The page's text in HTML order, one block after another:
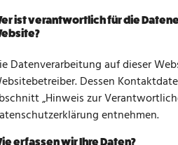
ist verantwortlich für die
Datenverarbeitung auf dieser
Dessen
„Hinweis zur
entnehmen.
erfassen wir Ihre Daten?